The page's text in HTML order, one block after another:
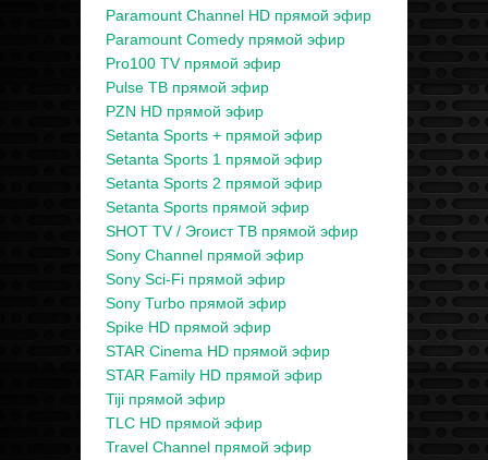
Paramount Channel HD прямой эфир
Paramount Comedy прямой эфир
Pro100 TV прямой эфир
Pulse ТВ прямой эфир
PZN HD прямой эфир
Setanta Sports + прямой эфир
Setanta Sports 1 прямой эфир
Setanta Sports 2 прямой эфир
Setanta Sports прямой эфир
SHOT TV / Эгоист ТВ прямой эфир
Sony Channel прямой эфир
Sony Sci-Fi прямой эфир
Sony Turbo прямой эфир
Spike HD прямой эфир
STAR Cinema HD прямой эфир
STAR Family HD прямой эфир
Tiji прямой эфир
TLC HD прямой эфир
Travel Channel прямой эфир